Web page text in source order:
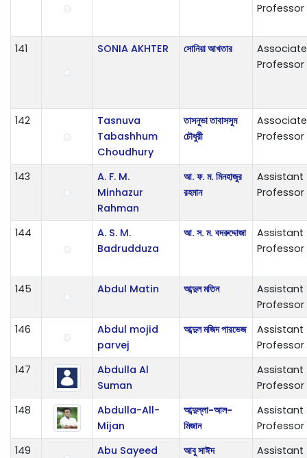
Professor
141 SONIA AKHTER সোনিয়া আখতার
Associate
Professor
142
Tasnuva
Tabashhum
Choudhury
তাসনুভা তাবাসসুম
চৌধুরী
Associate
Professor
143
A. F. M.
Minhazur
Rahman
আ. ফ. ম. মিনহাজুর
রহমান
Assistant
Professor
144
A. S. M.
Badrudduza
আ. স. ম. বদরুদ্দোজা
Assistant
Professor
145 Abdul Matin আব্দুল মতিন
Assistant
Professor
146
Abdul mojid
parvej
আব্দুল মজিদ পারভেজ
Assistant
Professor
147
Abdulla Al
Suman
Assistant
Professor
148
Abdulla-All-
Mijan
আব্দুল্লা-আল-
মিজান
Assistant
Professor
149
Abu Sayeed আবু সাঈদ
Assistant